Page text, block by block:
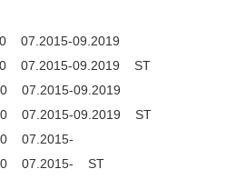
07.2015-09.2019
07.2015-09.2019 ST
07.2015-09.2019
07.2015-09.2019 ST
07.2015-
07.2015- ST